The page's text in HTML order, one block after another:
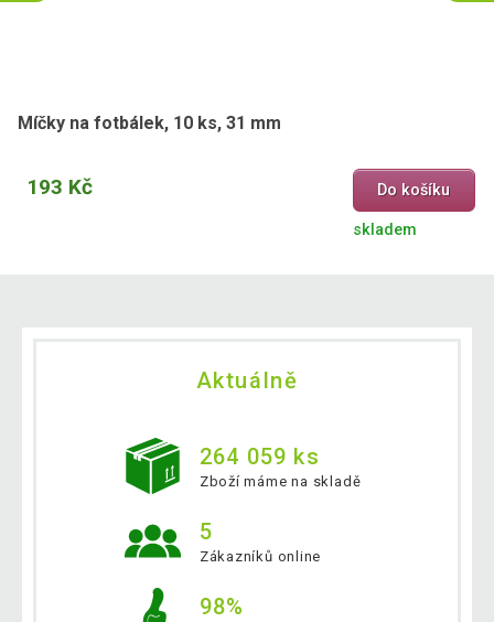
Míčky na fotbálek, 10 ks, 31 mm
193 Kč Do košíku
skladem
Aktuálně
264 059 ks
Zboží máme na skladě
5
Zákazníků online
98%